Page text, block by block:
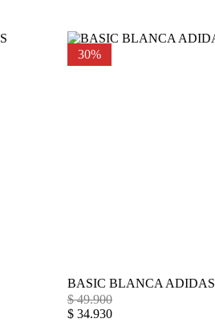
30%
BASIC BLANCA ADIDAS
$49.900
$34.930